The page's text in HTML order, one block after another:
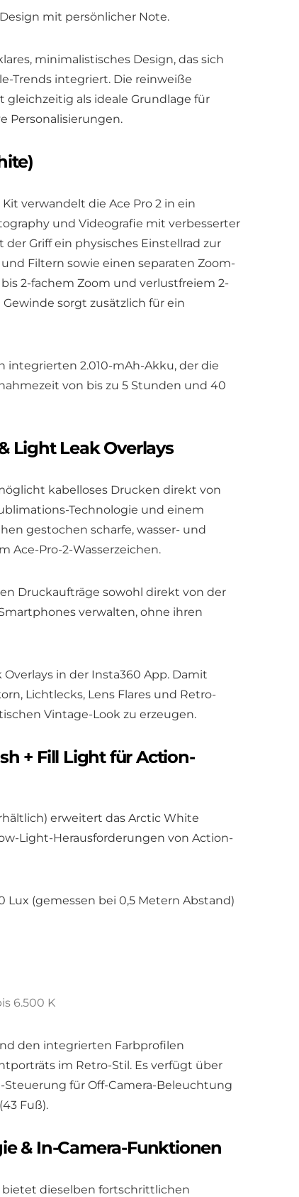
mit persönlicher Note.
minimalistisches Design, das sich
Trends integriert. Die reinweiße
als ideale Grundlage für
Personalisierungen.
verwandelt die Ace Pro 2 in ein
und Videografie mit verbesserter
Griff ein physisches Einstellrad zur
Filtern sowie einen separaten Zoom-
2-fachem Zoom und verlustfreiem 2-
sorgt zusätzlich für ein
integrierten 2.010-mAh-Akku, der die
von bis zu 5 Stunden und 40
Light Leak Overlays
kabelloses Drucken direkt von
Technologie und einem
gestochen scharfe, wasser- und
Ace-Pro-2-Wasserzeichen.
Druckaufträge sowohl direkt von der
verwalten, ohne ihren
in der Insta360 App. Damit
Lichtlecks, Lens Flares und Retro-
Vintage-Look zu erzeugen.
+ Fill Light für Action-
erweitert das Arctic White
Light-Herausforderungen von Action-
(gemessen bei 0,5 Metern Abstand)
6.500 K
den integrierten Farbprofilen
im Retro-Stil. Es verfügt über
für Off-Camera-Beleuchtung
Fuß).
& In-Camera-Funktionen
bietet dieselben fortschrittlichen